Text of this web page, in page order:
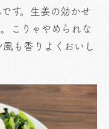
す。生姜の効かせ
こりゃやめられな
も香りよくおいし